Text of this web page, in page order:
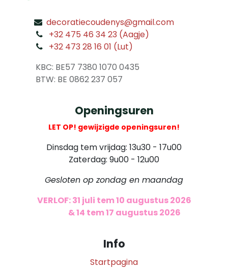
decoratiecoudenys@gmail.com
+32 475 46 34 23 (Aagje)
+32 473 28 16 01 (Lut)
KBC: BE57 7380 1070 0435
​ BTW: BE 0862 237 057
Openingsuren
LET OP! gewijzigde openingsuren!
Dinsdag tem vrijdag: 13u30 - 17u00
Zaterdag: 9u00 - 12u00
Gesloten op zondag en maandag
VERLOF: 31 juli tem 10 augustus 2026
& 14 tem 17 augustus 2026
Info
Startpagina